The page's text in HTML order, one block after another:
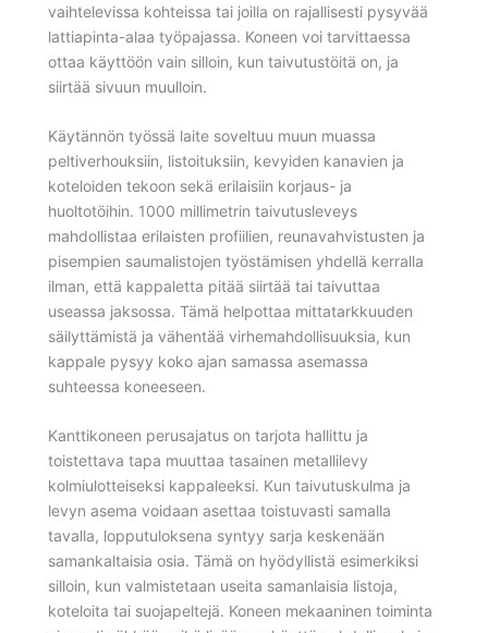
vaihtelevissa kohteissa tai joilla on rajallisesti pysyvää
lattiapinta-alaa työpajassa. Koneen voi tarvittaessa
ottaa käyttöön vain silloin, kun taivutustöitä on, ja
siirtää sivuun muulloin.
Käytännön työssä laite soveltuu muun muassa
peltiverhouksiin, listoituksiin, kevyiden kanavien ja
koteloiden tekoon sekä erilaisiin korjaus- ja
huoltotöihin. 1000 millimetrin taivutusleveys
mahdollistaa erilaisten profiilien, reunavahvistusten ja
pisempien saumalistojen työstämisen yhdellä kerralla
ilman, että kappaletta pitää siirtää tai taivuttaa
useassa jaksossa. Tämä helpottaa mittatarkkuuden
säilyttämistä ja vähentää virhemahdollisuuksia, kun
kappale pysyy koko ajan samassa asemassa
suhteessa koneeseen.
Kanttikoneen perusajatus on tarjota hallittu ja
toistettava tapa muuttaa tasainen metallilevy
kolmiulotteiseksi kappaleeksi. Kun taivutuskulma ja
levyn asema voidaan asettaa toistuvasti samalla
tavalla, lopputuloksena syntyy sarja keskenään
samankaltaisia osia. Tämä on hyödyllistä esimerkiksi
silloin, kun valmistetaan useita samanlaisia listoja,
koteloita tai suojapeltejä. Koneen mekaaninen toiminta